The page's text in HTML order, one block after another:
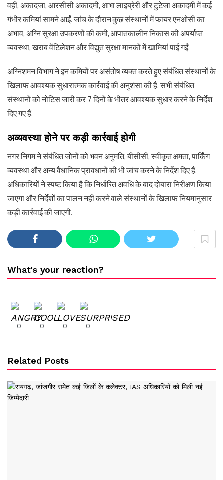
वहीं, अकादजा, आरसीसी अकादमी, आभा लाइब्रेरी और टुटेजा अकादमी में कई
गंभीर कमियां सामने आईं. जांच के दौरान कुछ संस्थानों में फायर एनओसी का
अभाव, अग्नि सुरक्षा उपकरणों की कमी, आपातकालीन निकास की अपर्याप्त
व्यवस्था, खराब वेंटिलेशन और विद्युत सुरक्षा मानकों में खामियां पाई गईं.
अग्निशमन विभाग ने इन कमियों पर असंतोष व्यक्त करते हुए संबंधित संस्थानों के
खिलाफ आवश्यक सुधारात्मक कार्रवाई की अनुशंसा की है. सभी संबंधित
संस्थानों को नोटिस जारी कर 7 दिनों के भीतर आवश्यक सुधार करने के निर्देश
दिए गए हैं.
अव्यवस्था होने पर कड़ी कार्रवाई होगी
नगर निगम ने संबंधित जोनों को भवन अनुमति, बीसीसी, स्वीकृत क्षमता, पार्किंग
व्यवस्था और अन्य वैधानिक प्रावधानों की भी जांच करने के निर्देश दिए हैं.
अधिकारियों ने स्पष्ट किया है कि निर्धारित अवधि के बाद दोबारा निरीक्षण किया
जाएगा और निर्देशों का पालन नहीं करने वाले संस्थानों के खिलाफ नियमानुसार
कड़ी कार्रवाई की जाएगी.
What's your reaction?
0 0 0 0
Related Posts